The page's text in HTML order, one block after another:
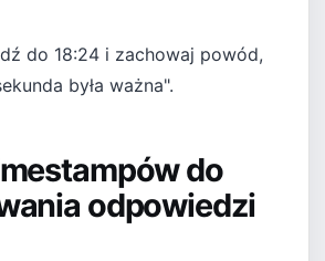
do 18:24 i zachowaj powód,
była ważna".
do
odpowiedzi